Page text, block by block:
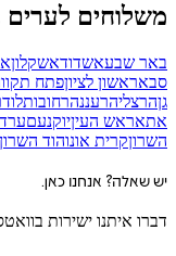
משלוחים לערים
באר שבעאשדודאשקלון
סבאראשון לציוןפתח
גןהרצליהרעננהרחובותלוד
אתאראש העיןיוקנעםערד
השרוןקרית אונוהוד השרון
יש שאלה? אנחנו כאן.
דברו איתנו ישירות